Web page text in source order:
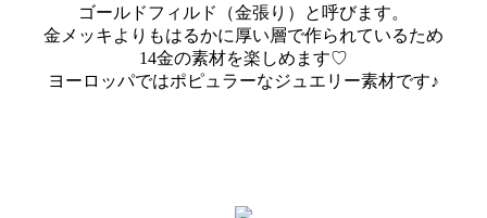
ゴールドフィルド（金張り）と呼びます。
金メッキよりもはるかに厚い層で作られているため
14金の素材を楽しめます♡
ヨーロッパではポピュラーなジュエリー素材です♪